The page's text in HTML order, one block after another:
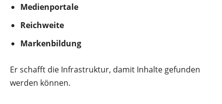
Medienportale
Reichweite
Markenbildung
Er schafft die Infrastruktur, damit Inhalte gefunden
werden können.